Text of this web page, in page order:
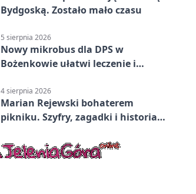
Bydgoską. Zostało mało czasu
5 sierpnia 2026
Nowy mikrobus dla DPS w
Bożenkowie ułatwi leczenie i
4 sierpnia 2026
Marian Rejewski bohaterem
pikniku. Szyfry, zagadki i historia